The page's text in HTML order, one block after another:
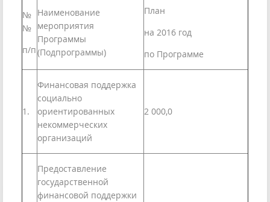
№
№
п/п
Наименование
мероприятия
Программы
(Подпрограммы)
План
на 2016 год
по Программе
1.
Финансовая поддержка
социально
ориентированных
некоммерческих
организаций
2 000,0
Предоставление
государственной
финансовой поддержки